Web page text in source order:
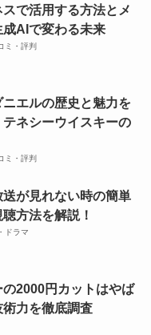
で活用する方法とメ
成AIで変わる未来
ミ・評判
エルの歴史と魅力を
ネシーウイスキーの
ミ・評判
が見れない時の簡単
方法を解説！
ドラマ
の2000円カットはやば
力を徹底調査